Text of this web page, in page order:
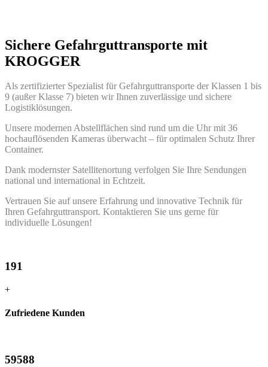
Sichere Gefahrguttransporte mit
KROGGER
Als zertifizierter Spezialist für Gefahrguttransporte der Klassen 1 bis
9 (außer Klasse 7) bieten wir Ihnen zuverlässige und sichere
Logistiklösungen.
Unsere modernen Abstellflächen sind rund um die Uhr mit 36
hochauflösenden Kameras überwacht – für optimalen Schutz Ihrer
Container.
Dank modernster Satellitenortung verfolgen Sie Ihre Sendungen
national und international in Echtzeit.
Vertrauen Sie auf unsere Erfahrung und innovative Technik für
Ihren Gefahrguttransport. Kontaktieren Sie uns gerne für
individuelle Lösungen!
191
+
Zufriedene Kunden
59588